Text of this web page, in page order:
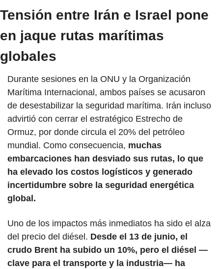
Tensión entre Irán e Israel pone
en jaque rutas marítimas
globales
Durante sesiones en la ONU y la Organización
Marítima Internacional, ambos países se acusaron
de desestabilizar la seguridad marítima. Irán incluso
advirtió con cerrar el estratégico Estrecho de
Ormuz, por donde circula el 20% del petróleo
mundial. Como consecuencia, muchas
embarcaciones han desviado sus rutas, lo que
ha elevado los costos logísticos y generado
incertidumbre sobre la seguridad energética
global.
Uno de los impactos más inmediatos ha sido el alza
del precio del diésel. Desde el 13 de junio, el
crudo Brent ha subido un 10%, pero el diésel —
clave para el transporte y la industria— ha